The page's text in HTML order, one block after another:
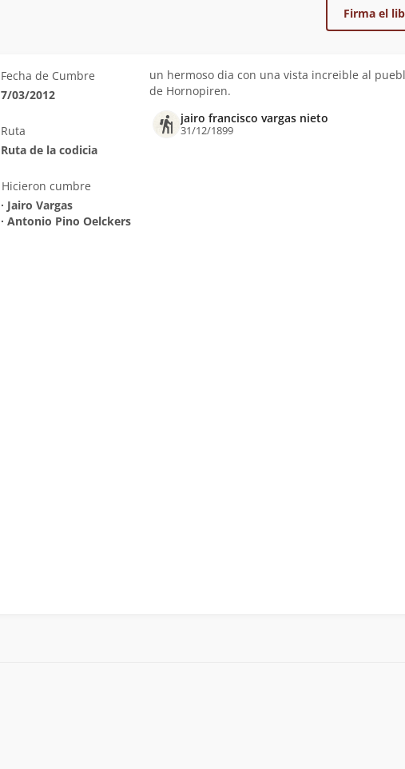
Firma el
Fecha de Cumbre
7/03/2012
Ruta
Ruta de la codicia
Hicieron cumbre
∙ Jairo Vargas
∙ Antonio Pino Oelckers
un hermoso dia con una vista increible al
de Hornopiren.
jairo francisco vargas nieto
31/12/1899